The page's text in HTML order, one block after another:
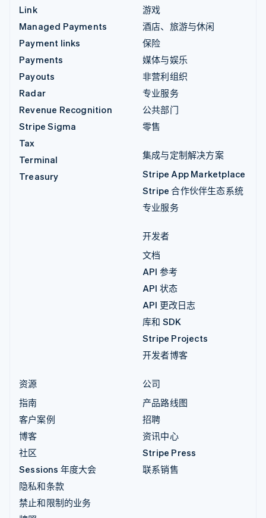
Link
Managed Payments
Payment links
Payments
Payouts
Radar
Revenue Recognition
Stripe Sigma
Tax
Terminal
Treasury
游戏
酒店、旅游与休闲
保险
媒体与娱乐
非营利组织
专业服务
公共部门
零售
集成与定制解决方案
Stripe App Marketplace
Stripe 合作伙伴生态系统
专业服务
开发者
文档
API 参考
API 状态
API 更改日志
库和 SDK
Stripe Projects
开发者博客
资源
指南
客户案例
博客
社区
Sessions 年度大会
隐私和条款
禁止和限制的业务
公司
产品路线图
招聘
资讯中心
Stripe Press
联系销售